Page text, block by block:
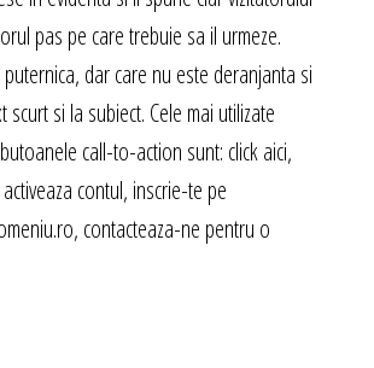
pas pe care trebuie sa il urmeze.
dar care nu este deranjanta si
scurt si la subiect. Cele mai utilizate
call-to-action sunt: click aici,
contul, inscrie-te pe
contacteaza-ne pentru o